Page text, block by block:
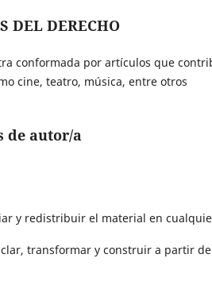
DEL DERECHO
conformada por artículos que
cine, teatro, música, entre otros
de autor/a
y redistribuir el material en
transformar y construir a partir